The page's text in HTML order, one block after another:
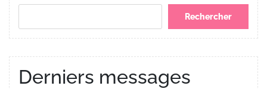
Rechercher
Derniers messages